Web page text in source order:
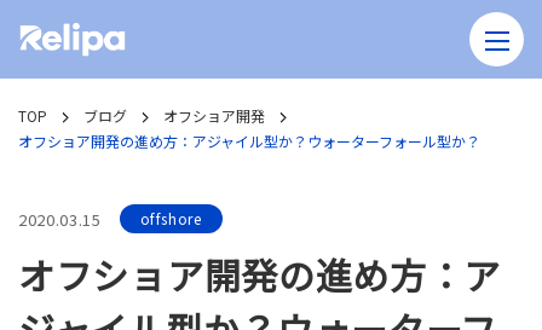
TOP ブログ
オフショア開発
オフショア開発の進め方：アジャイル型か？ウォーターフォール型か？
2020.03.15 offshore
オフショア開発の進め方：ア